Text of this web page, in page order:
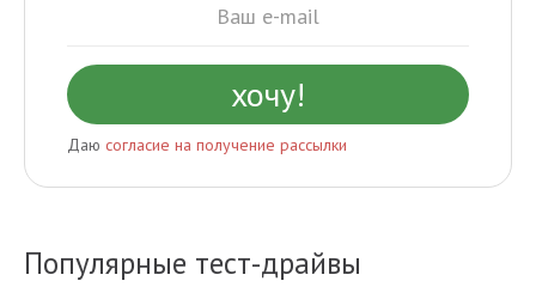
Даю согласие на получение рассылки
Популярные тест-драйвы